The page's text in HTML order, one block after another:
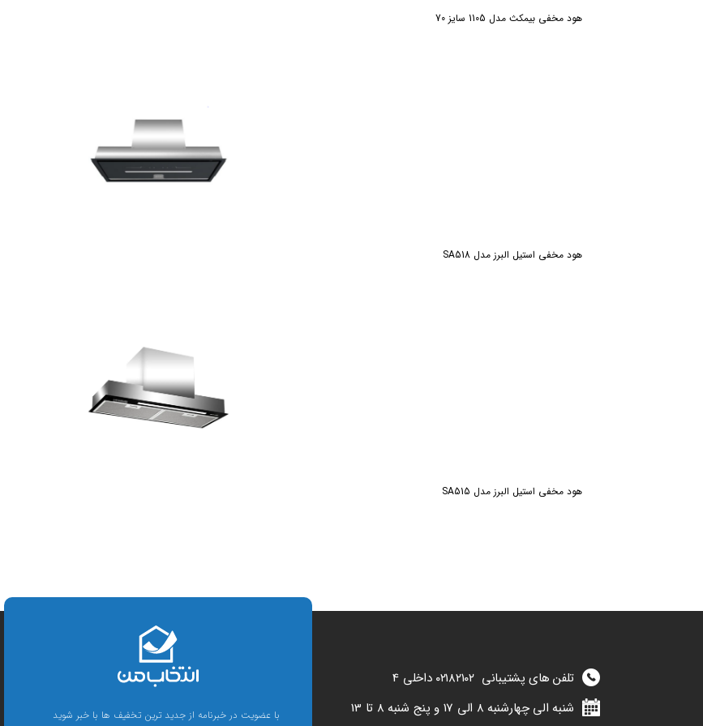
هود مخفی بیمکث مدل 1105 سایز 70
هود مخفی استیل البرز مدل SA518
هود مخفی استیل البرز مدل SA515
تلفن های پشتیبانی۰۲۱۸۲۱۰۲ داخلی 4
شنبه الی چهارشنبه 8 الی 17 و پنج شنبه 8 تا 13
با عضویت در خبرنامه از جدید ترین تخفیف ها با خبر شوید